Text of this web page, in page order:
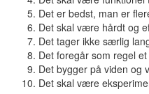
Det er bedst, man er
Det skal være hårdt og
Det tager ikke særlig
Det foregår som regel
Det bygger på viden og
Det skal være